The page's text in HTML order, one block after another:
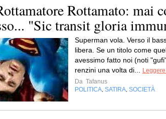
Rottamato: mai
"Sic transit gloria
Superman vola. Verso il
libera. Se un titolo come
avessimo fatto noi (noti
renzini una volta di...
Da Tafanus
POLITICA SATIRA SOCIETÀ